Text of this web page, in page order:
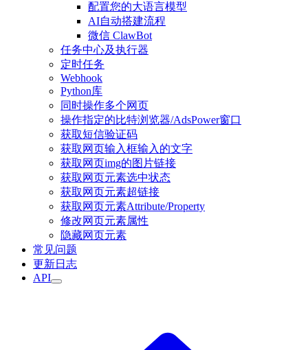
配置您的大语言模型
AI自动搭建流程
微信 ClawBot
任务中心及执行器
定时任务
Webhook
Python库
同时操作多个网页
操作指定的比特浏览器/AdsPower窗口
获取短信验证码
获取网页输入框输入的文字
获取网页img的图片链接
获取网页元素选中状态
获取网页元素超链接
获取网页元素Attribute/Property
修改网页元素属性
隐藏网页元素
常见问题
更新日志
API